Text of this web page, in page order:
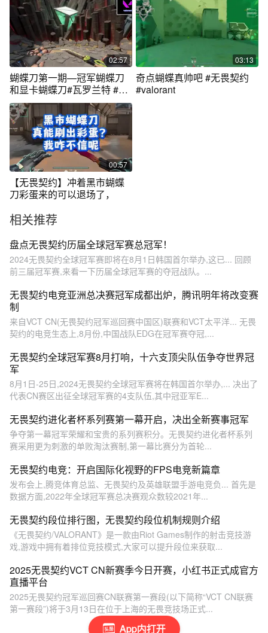
App内打开
02:57
蝴蝶刀第一期—冠军蝴蝶刀
和显卡蝴蝶刀#瓦罗兰特 #无
畏契约
03:13
奇点蝴蝶真帅吧 #无畏契约
#valorant
00:57
【无畏契约】冲着黑市蝴蝶
刀彩蛋来的可以退场了，
相关推荐
盘点无畏契约历届全球冠军赛总冠军！
2024无畏契约全球冠军赛即将在8月1日韩国首尔举办,这已... 回顾
前三届冠军赛,来看一下历届全球冠军赛的夺冠战队。...
无畏契约电竞亚洲总决赛冠军成都出炉，腾讯明年将改变赛
制
来自VCT CN(无畏契约冠军巡回赛中国区)联赛和VCT太平洋... 无畏
契约的电竞生态上,8月份,中国战队EDG在冠军赛夺冠,...
无畏契约全球冠军赛8月打响，十六支顶尖队伍争夺世界冠
军
8月1日-25日,2024无畏契约全球冠军赛将在韩国首尔举办,... 决出了
代表CN赛区出征全球冠军赛的4支队伍,其中冠亚军E...
无畏契约进化者杯系列赛第一幕开启，决出全新赛事冠军
争夺第一幕冠军荣耀和宝贵的系列赛积分。无畏契约进化者杯系列
赛采用更为刺激的单败淘汰赛制,第一幕比赛分为首轮...
无畏契约电竞：开启国际化视野的FPS电竞新篇章
发布会上,腾竞体育总监、无畏契约及英雄联盟手游电竞负... 首先是
数据方面,2022年全球冠军赛总决赛观众数较2021年...
无畏契约段位排行图，无畏契约段位机制规则介绍
《无畏契约/VALORANT》是一款由Riot Games制作的射击竞技游
戏,游戏中拥有着排位竞技模式,大家可以提升段位来获取...
2025无畏契约VCT CN新赛季今日开赛，小红书正式成官方
直播平台
2025无畏契约冠军巡回赛CN联赛第一赛段(以下简称“VCT CN联赛
第一赛段”)将于3月13日在位于上海的无畏竞技场正式...